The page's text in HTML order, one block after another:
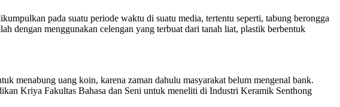
pada suatu periode waktu di suatu media, tertentu seperti, tabung berongga
dengan menggunakan celengan yang terbuat dari tanah liat, plastik berbentuk
menabung uang koin, karena zaman dahulu masyarakat belum mengenal bank.
Kriya Fakultas Bahasa dan Seni untuk meneliti di Industri Keramik Senthong